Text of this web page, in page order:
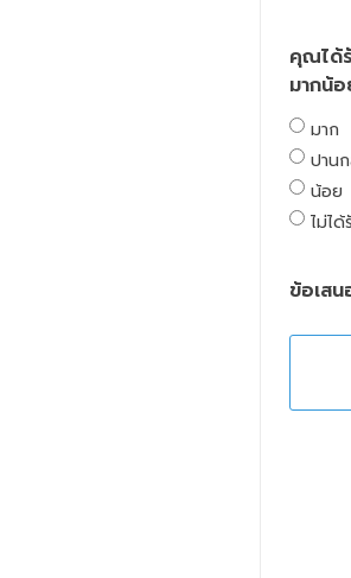
คุณได้
มากน้
มาก
ปาน
น้อย
ไม่ได้
ข้อเสน